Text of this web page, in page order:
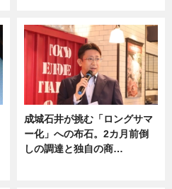
成城石井が挑む「ロングサマ
ー化」への布石。2カ月前倒
しの調達と独自の商…